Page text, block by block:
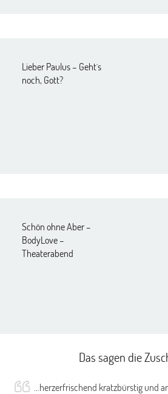
Lieber Paulus – Geht`s
noch, Gott?
Schön ohne Aber –
BodyLove –
Theaterabend
Das sagen die
…herzerfrischend kratzbürstig und